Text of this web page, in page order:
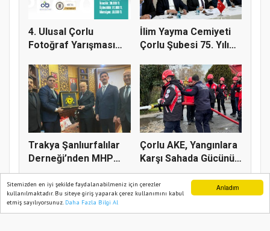
Anladım
Sitemizden en iyi şekilde faydalanabilmeniz için çerezler
kullanılmaktadır. Bu siteye giriş yaparak çerez kullanımını kabul
etmiş sayılıyorsunuz. Daha Fazla Bilgi Al
4. Ulusal Çorlu
Fotoğraf Yarışması
İlim Yayma Cemiyeti
Çorlu Şubesi 75. Yılı
Trakya Şanlıurfalılar
Derneği’nden MHP
Genel...
Çorlu AKE, Yangınlara
Karşı Sahada Gücünü
Art...
Ana Sayfa Web TV